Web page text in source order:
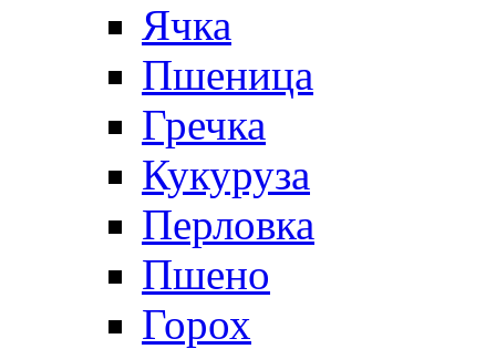
Ячка
Пшеница
Гречка
Кукуруза
Перловка
Пшено
Горох